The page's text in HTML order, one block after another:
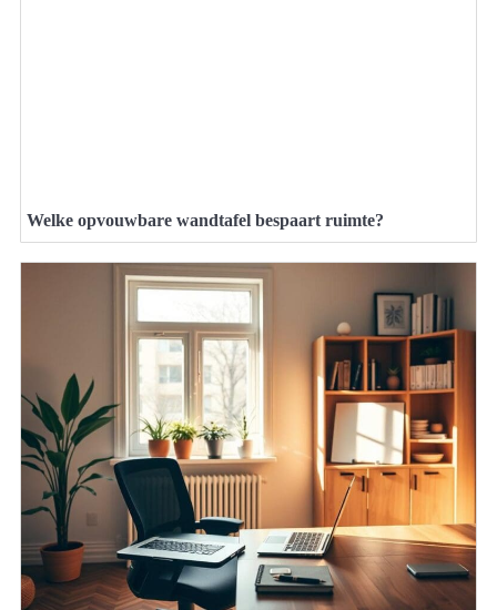
Welke opvouwbare wandtafel bespaart ruimte?